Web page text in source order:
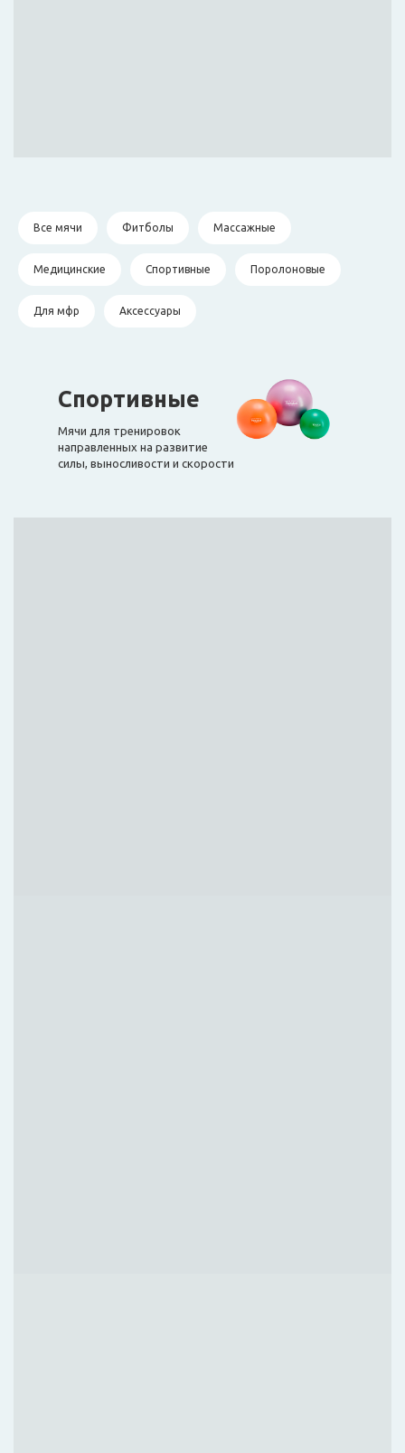
Все мячи Фитболы Массажные
Медицинские Спортивные Поролоновые
Для мфр Аксессуары
Мячи для тренировок
направленных на развитие
силы, выносливости и скорости
Cпортивные